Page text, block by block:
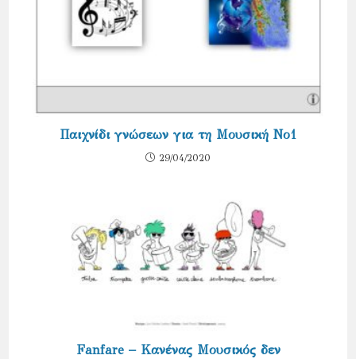
Παιχνίδι γνώσεων για τη Μουσική Νο1
29/04/2020
Fanfare – Κανένας Μουσικός δεν